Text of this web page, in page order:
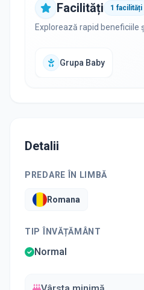
Facilități 1 facilități
Explorează rapid beneficiile
Grupa Baby
Detalii
PREDARE ÎN LIMBĂ
Romana
TIP ÎNVĂȚĂMÂNT
Normal